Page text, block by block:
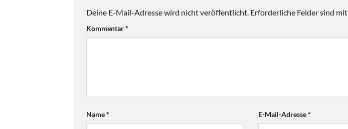
Deine E-Mail-Adresse wird nicht veröffentlicht. Erforderliche Felder sind mit
Kommentar*
Name* E-Mail-Adresse*